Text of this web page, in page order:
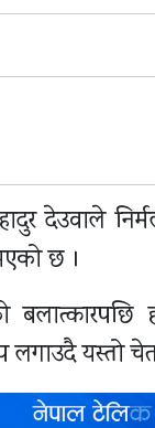
देउवाले
छ ।
यस्तो